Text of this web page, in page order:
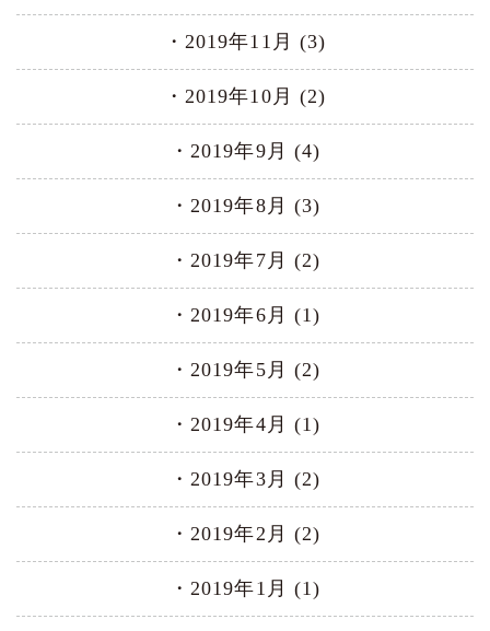
2019年11月 (3)
2019年10月 (2)
2019年9月 (4)
2019年8月 (3)
2019年7月 (2)
2019年6月 (1)
2019年5月 (2)
2019年4月 (1)
2019年3月 (2)
2019年2月 (2)
2019年1月 (1)